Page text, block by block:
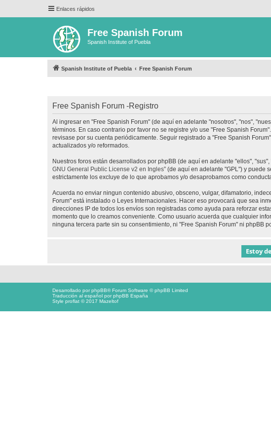
Enlaces rápidos
Free Spanish Forum
Spanish Institute of Puebla
Spanish Institute of Puebla Free Spanish Forum
Free Spanish Forum -Registro
Al ingresar en "Free Spanish Forum" (de aquí en adelante "nosotros", "nos",
términos. En caso contrario por favor no se registre y/o use "Free Spanish
revisase por su cuenta periódicamente. Seguir registrado a "Free Spanish
actualizados y/o reformados.
Nuestros foros están desarrollados por phpBB (de aquí en adelante "ellos",
GNU General Public License v2 en Ingles” (de aquí en adelante "GPL") y puede
estrictamente los excluye de lo que aprobamos y/o desaprobamos como
Acuerda no enviar ningun contenido abusivo, obsceno, vulgar, difamatorio,
Forum" está instalado o Leyes Internacionales. Hacer eso provocará que sea
direcciones IP de todos los envíos son registradas como ayuda para reforzar
momento que lo creamos conveniente. Como usuario acuerda que cualquier
ninguna tercera parte sin su consentimiento, ni "Free Spanish Forum" ni phpBB
Desarrollado porphpBB® Forum Software © phpBB Limited
Traducción al español porphpBB España
Style proflat © 2017 Mazeltof